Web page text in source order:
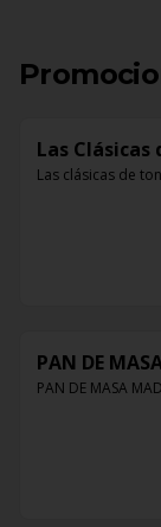
Las Clásicas
Las clásicas de
PAN DE
PAN DE MASA